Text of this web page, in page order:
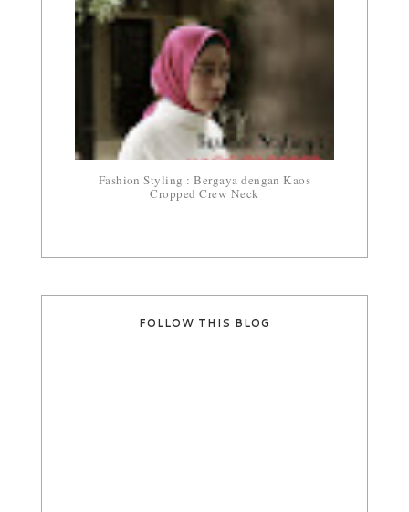
Fashion Styling : Bergaya dengan Kaos
Cropped Crew Neck
FOLLOW THIS BLOG